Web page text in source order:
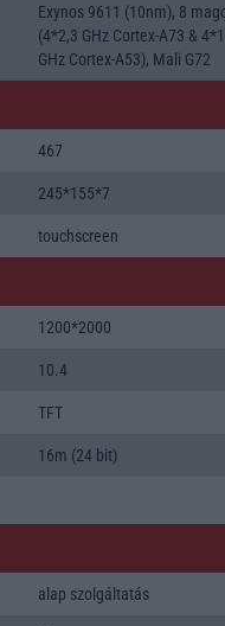
Exynos 9611 (10nm), 8
(4*2,3 GHz Cortex-A73 &
GHz Cortex-A53), Mali G72
467
245*155*7
touchscreen
1200*2000
10.4
TFT
16m (24 bit)
alap szolgáltatás